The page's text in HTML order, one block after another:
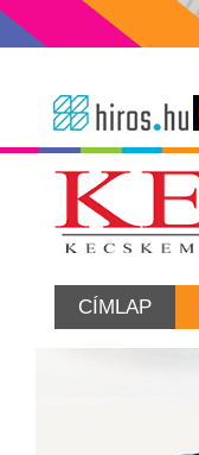
CÍMLAP